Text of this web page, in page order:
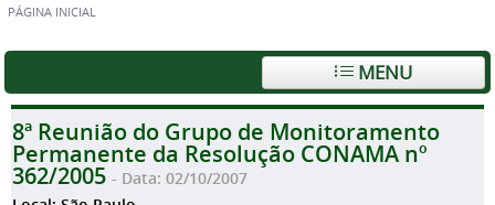
PÁGINA INICIAL
MENU
8ª Reunião do Grupo de Monitoramento
Permanente da Resolução CONAMA nº
362/2005 - Data: 02/10/2007